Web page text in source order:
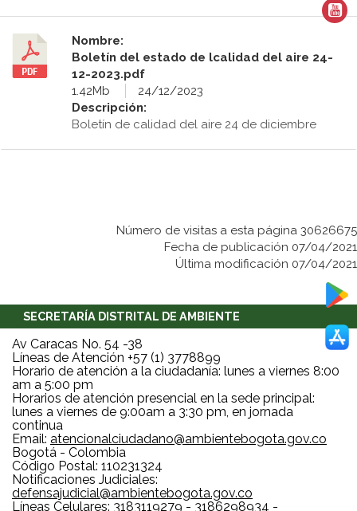
Nombre:
Boletín del estado de lcalidad del aire 24-
12-2023.pdf
1.42Mb
24/12/2023
Descripción:
Boletín de calidad del aire 24 de diciembre
Número de visitas a esta página 30626675
Fecha de publicación 07/04/2021
Última modificación 07/04/2021
SECRETARÍA DISTRITAL DE AMBIENTE
Av Caracas No. 54 -38
Líneas de Atención +57 (1) 3778899
Horario de atención a la ciudadanía: lunes a viernes 8:00
am a 5:00 pm
Horarios de atención presencial en la sede principal:
lunes a viernes de 9:00am a 3:30 pm, en jornada
continua
Email: atencionalciudadano@ambientebogota.gov.co
Bogotá - Colombia
Código Postal: 110231324
Notificaciones Judiciales:
defensajudicial@ambientebogota.gov.co
Líneas Celulares: 3183119279 - 3186298934 -